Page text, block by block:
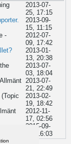
2013-07-
25, 17:15
2013-09-
15, 11:15
-
2012-07-
09, 17:42
2013-01-
13, 20:38
2013-07-
03, 18:04
2013-07-
21, 22:49
(Topic
2013-02-
19, 18:42
2012-11-
17, 02:56
-
2015-09-
15, 16:03